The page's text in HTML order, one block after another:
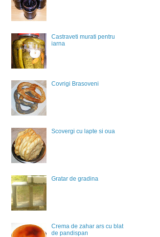
Castraveti murati pentru
iarna
Covrigi Brasoveni
Scovergi cu lapte si oua
Gratar de gradina
Crema de zahar ars cu blat
de pandispan